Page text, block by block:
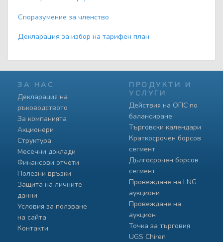
Споразумение за членство
Декларация за избор на тарифен план
ЗА НАС
Декларация на
ръководството
За компанията
Акционери
Структура
Месечни доклади
Финансови отчети
Полезни връзки
Защита на личните
данни
Условия за ползване
на сайта
Контакти
ПРОДУКТИ И
УСЛУГИ
Действия на ОПС по
балансиране
Търговски календари
Краткосрочен борсов
сегмент
Дългосрочен борсов
сегмент
Провеждане на LNG
аукциони
Провеждане на
аукцион
Точка за търговия
UGS Chiren